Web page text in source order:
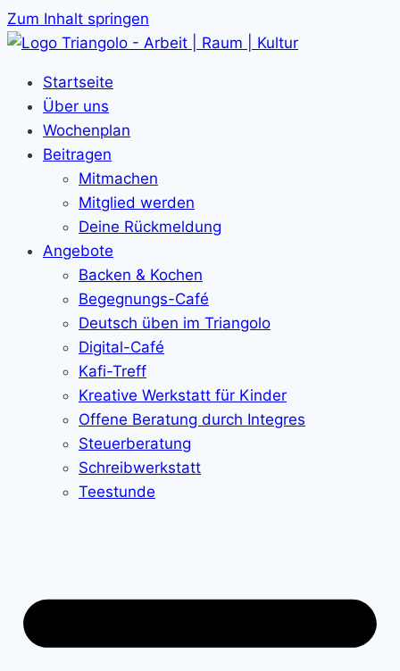
Zum Inhalt springen
Startseite
Über uns
Wochenplan
Beitragen
Mitmachen
Mitglied werden
Deine Rückmeldung
Angebote
Backen & Kochen
Begegnungs-Café
Deutsch üben im Triangolo
Digital-Café
Kafi-Treff
Kreative Werkstatt für Kinder
Offene Beratung durch Integres
Steuerberatung
Schreibwerkstatt
Teestunde